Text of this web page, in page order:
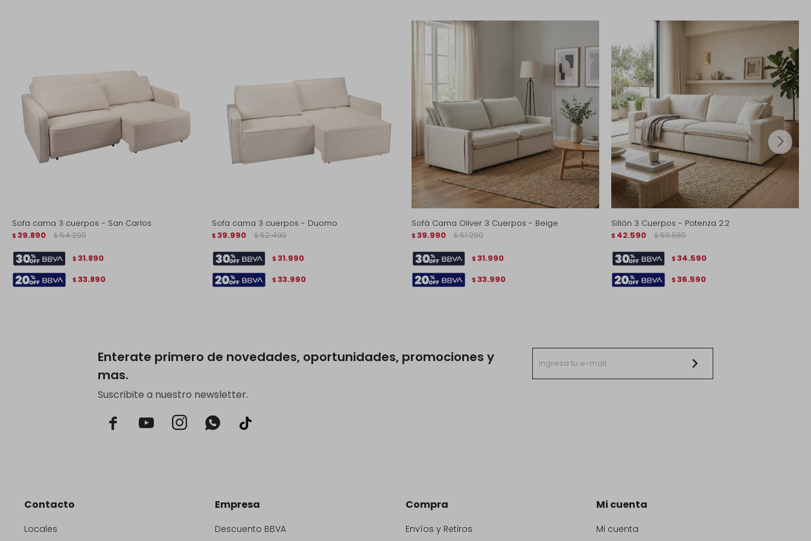
Sofa cama 3 cuerpos - San Carlos
$ 39.890 $ 54.290
$ 31.890
$ 33.890
Sofa cama 3 cuerpos - Duomo
$ 39.990 $ 52.490
$ 31.990
$ 33.990
Sofá Cama Oliver 3 Cuerpos - Beige
$ 39.990 $ 51.290
$ 31.990
$ 33.990
Sillón 3 Cuerpos - Potenza 2.2
$ 42.590 $ 59.580
$ 34.590
$ 36.590
Enterate primero de novedades, oportunidades, promociones y
mas.
Suscribite a nuestro newsletter.
  
Contacto
Locales
Empresa
Descuento BBVA
Compra
Envíos y Retiros
Mi cuenta
Mi cuenta